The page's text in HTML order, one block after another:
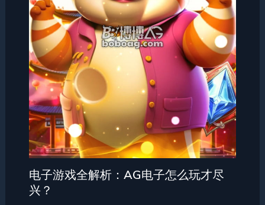
电子游戏全解析：AG电子怎么玩才尽
兴？